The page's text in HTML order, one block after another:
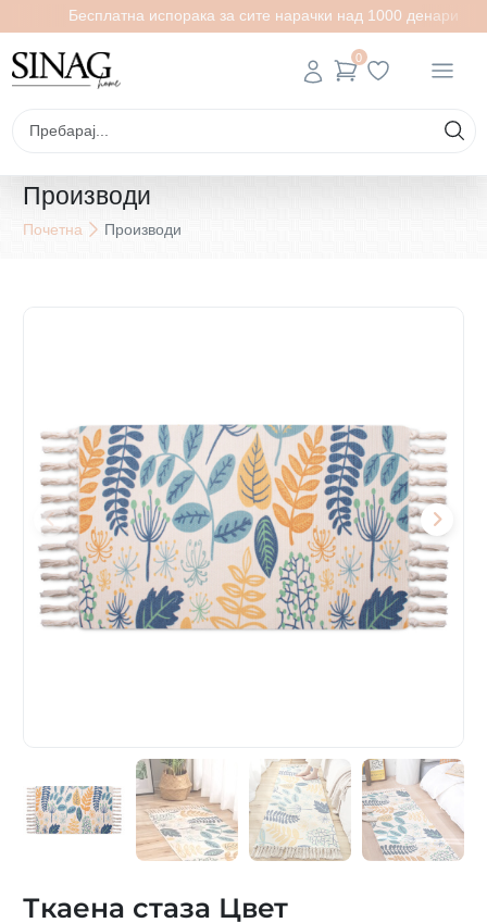
Бесплатна испорака за сите нарачки над 1000 денари
0
Производи
Почетна Производи
Ткаена стаза Цвет